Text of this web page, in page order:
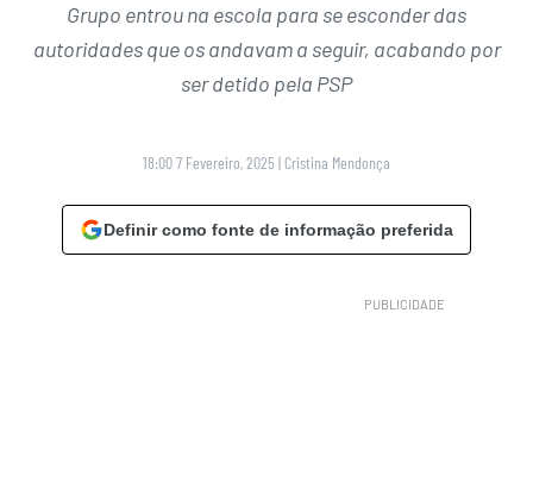
Grupo entrou na escola para se esconder das
autoridades que os andavam a seguir, acabando por
ser detido pela PSP
18:00 7 Fevereiro, 2025 | Cristina Mendonça
Definir como fonte de informação preferida